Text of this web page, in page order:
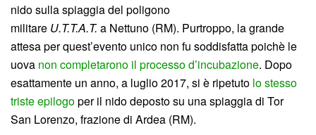
nido sulla spiaggia del poligono
militare U.T.T.A.T. a Nettuno (RM). Purtroppo, la grande
attesa per quest’evento unico non fu soddisfatta poichè le
uova non completarono il processo d’incubazione. Dopo
esattamente un anno, a luglio 2017, si è ripetuto lo stesso
triste epilogoper il nido deposto su una spiaggia di Tor
San Lorenzo, frazione di Ardea (RM).